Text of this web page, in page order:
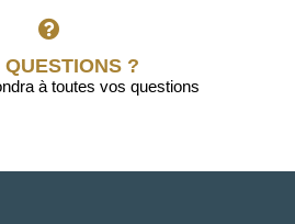
QUESTIONS ?
à toutes vos questions